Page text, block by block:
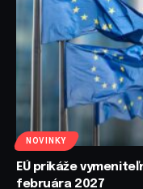
NOVINKY
EÚ prikáže
februára 2027